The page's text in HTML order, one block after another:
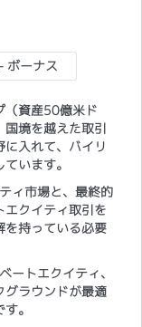
ボーナス
（資産50億米ド
国境を越えた取引
入れて、バイリ
います。
ィ市場と、最終的
エクイティ取引を
を持っている必要
ートエクイティ、
グラウンドが最適
。